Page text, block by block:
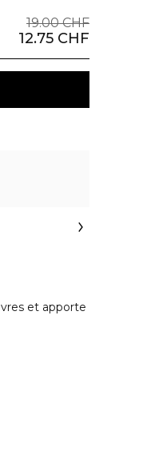
19.00 CHF
12.75 CHF
et apporte